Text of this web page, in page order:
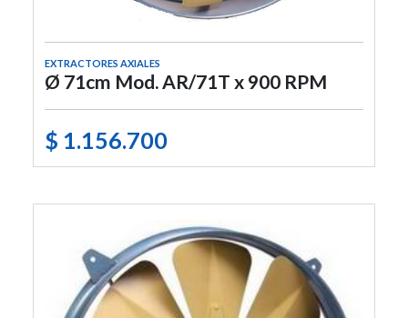
EXTRACTORES AXIALES
Ø 71cm Mod. AR/71T x 900 RPM
$ 1.156.700